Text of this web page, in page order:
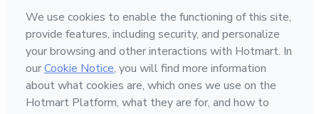
Conoce Hotmart
Idioma
Español